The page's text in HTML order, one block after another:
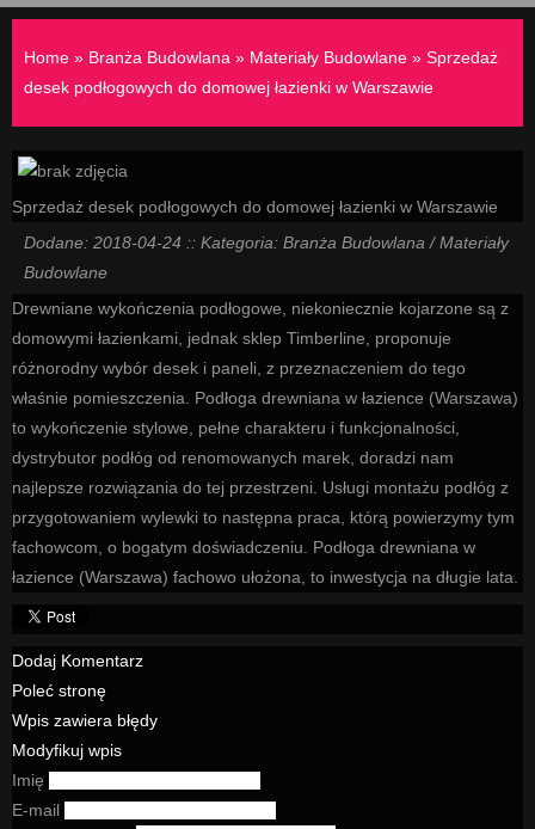
Home » Branża Budowlana » Materiały Budowlane » Sprzedaż
desek podłogowych do domowej łazienki w Warszawie
Sprzedaż desek podłogowych do domowej łazienki w Warszawie
Dodane: 2018-04-24 :: Kategoria: Branża Budowlana / Materiały
Budowlane
Drewniane wykończenia podłogowe, niekoniecznie kojarzone są z
domowymi łazienkami, jednak sklep Timberline, proponuje
różnorodny wybór desek i paneli, z przeznaczeniem do tego
właśnie pomieszczenia. Podłoga drewniana w łazience (Warszawa)
to wykończenie stylowe, pełne charakteru i funkcjonalności,
dystrybutor podłóg od renomowanych marek, doradzi nam
najlepsze rozwiązania do tej przestrzeni. Usługi montażu podłóg z
przygotowaniem wylewki to następna praca, którą powierzymy tym
fachowcom, o bogatym doświadczeniu. Podłoga drewniana w
łazience (Warszawa) fachowo ułożona, to inwestycja na długie lata.
Dodaj Komentarz
Poleć stronę
Wpis zawiera błędy
Modyfikuj wpis
Imię
E-mail